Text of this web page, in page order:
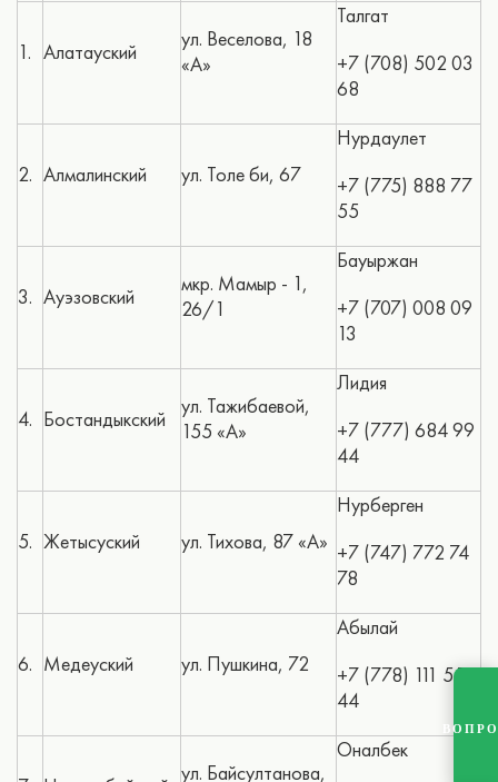
1. Алатауский
ул. Веселова, 18
«А»
Талгат
+7 (708) 502 03
68
2. Алмалинский ул. Толе би, 67
Нурдаулет
+7 (775) 888 77
55
3. Ауэзовский
мкр. Мамыр - 1,
26/1
Бауыржан
+7 (707) 008 09
13
4. Бостандыкский
ул. Тажибаевой,
155 «А»
Лидия
+7 (777) 684 99
44
5. Жетысуский ул. Тихова, 87 «А»
Нурберген
+7 (747) 772 74
78
6. Медеуский ул. Пушкина, 72
Абылай
+7 (778) 111 55
44
ул. Байсултанова,
Оналбек